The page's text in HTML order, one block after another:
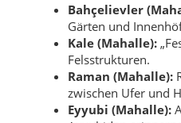
Bahçelievler
Gärten und
Kale (Mahalle):
Felsstrukturen.
Raman (Mahalle):
zwischen Ufer und
Eyyubi (Mahalle):